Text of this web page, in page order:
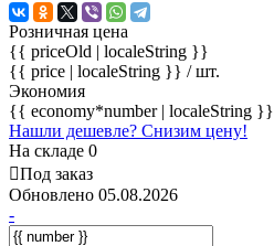
Розничная цена
{{ priceOld | localeString }}
{{ price | localeString }} / шт.
Экономия
{{ economy*number | localeString }}
Нашли дешевле? Снизим цену!
На складе 0
Под заказ
Обновлено 05.08.2026
-